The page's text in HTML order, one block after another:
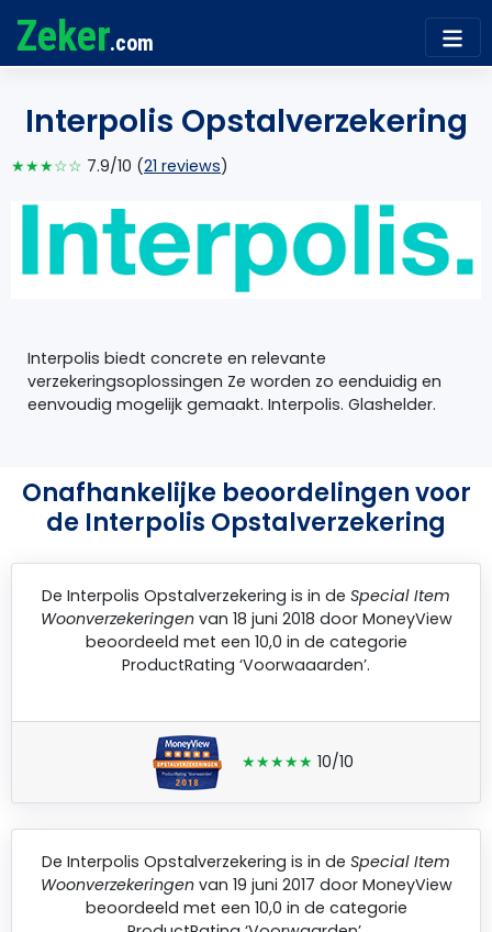
Zeker.com
Interpolis Opstalverzekering
★★★☆☆ 7.9/10 (21 reviews)
Interpolis biedt concrete en relevante
verzekeringsoplossingen Ze worden zo eenduidig en
eenvoudig mogelijk gemaakt. Interpolis. Glashelder.
Onafhankelijke beoordelingen voor
de Interpolis Opstalverzekering
De Interpolis Opstalverzekering is in de Special Item
Woonverzekeringenvan 18 juni 2018 door MoneyView
beoordeeld met een 10,0 in de categorie
ProductRating ‘Voorwaaarden’.
★★★★★ 10/10
De Interpolis Opstalverzekering is in de Special Item
Woonverzekeringenvan 19 juni 2017 door MoneyView
beoordeeld met een 10,0 in de categorie